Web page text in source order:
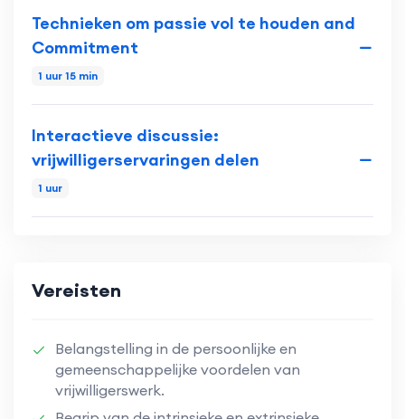
Technieken om passie vol te houden and
Commitment
1 uur 15 min
Interactieve discussie:
vrijwilligerservaringen delen
1 uur
Vereisten
Belangstelling in de persoonlijke en
gemeenschappelijke voordelen van
vrijwilligerswerk.